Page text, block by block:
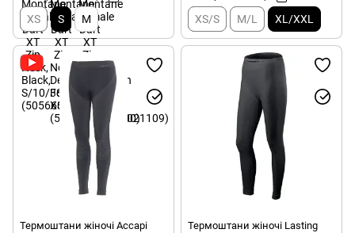
XS S M XS/S M/L XL/XXL
Термоштани жіночі Accapi
Термоштани жіночі Lasting